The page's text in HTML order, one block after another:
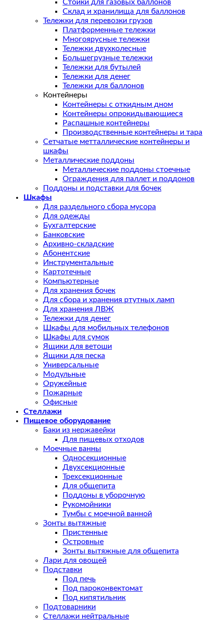
Стойки для газовых баллонов
Склад и хранилища для баллонов
Тележки для перевозки грузов
Платформенные тележки
Многоярусные тележки
Тележки двухколесные
Большегрузные тележки
Тележки для бутылей
Тележки для денег
Тележки для баллонов
Контейнеры
Контейнеры с откидным дном
Контейнеры опрокидывающиеся
Распашные контейнеры
Производственные контейнеры и тара
Сетчатые метталлические контейнеры и
шкафы
Металлические поддоны
Металлические поддоны стоечные
Ограждения для паллет и поддонов
Поддоны и подставки для бочек
Шкафы
Для раздельного сбора мусора
Для одежды
Бухгалтерские
Банковские
Архивно-складские
Абонентские
Инструментальные
Картотечные
Компьютерные
Для хранения бочек
Для сбора и хранения ртутных ламп
Для хранения ЛВЖ
Тележки для денег
Шкафы для мобильных телефонов
Шкафы для сумок
Ящики для ветоши
Ящики для песка
Универсальные
Модульные
Оружейные
Пожарные
Офисные
Стеллажи
Пищевое оборудование
Баки из нержавейки
Для пищевых отходов
Моечные ванны
Односекционные
Двухсекционные
Трехсекционные
Для общепита
Поддоны в уборочную
Рукомойники
Тумбы с моечной ванной
Зонты вытяжные
Пристенные
Островные
Зонты вытяжные для общепита
Лари для овощей
Подставки
Под печь
Под пароконвектомат
Под кипятильник
Подтоварники
Стеллажи нейтральные